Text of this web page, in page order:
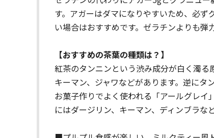
す。アガーはダマになりやすいため、必
い場合はおすすめです。ゼラチンよりも弾
【おすすめの茶葉の種類は？】
紅茶のタンニンという渋み成分が白く濁る
キーマン、ジャワなどがあります。逆にタ
お菓子作りでよく使われる「アールグレ
にはダージリン、キーマン、ディンブラな